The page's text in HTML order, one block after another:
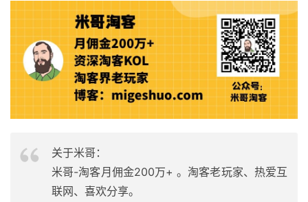
关于米哥：
米哥-淘客月佣金200万+ 。淘客老玩家、热爱互
联网、喜欢分享。